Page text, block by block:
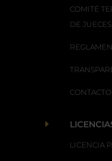
COMITÉ
DE
CONTACTO
E
LICENCIA